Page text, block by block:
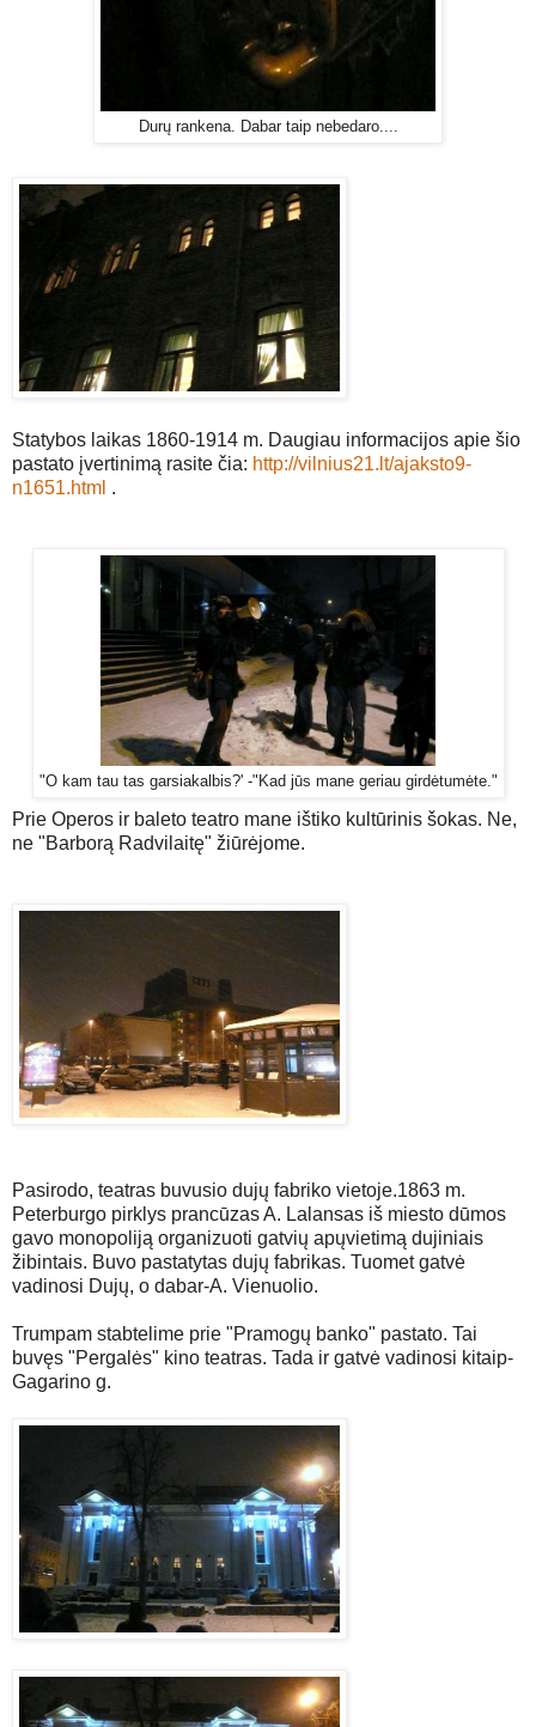
Durų rankena. Dabar taip nebedaro....
Statybos laikas 1860-1914 m. Daugiau informacijos apie šio
pastato įvertinimą rasite čia: http://vilnius21.lt/ajaksto9-
n1651.html .
"O kam tau tas garsiakalbis?' -"Kad jūs mane geriau girdėtumėte."
Prie Operos ir baleto teatro mane ištiko kultūrinis šokas. Ne,
ne "Barborą Radvilaitę" žiūrėjome.
Pasirodo, teatras buvusio dujų fabriko vietoje.1863 m.
Peterburgo pirklys prancūzas A. Lalansas iš miesto dūmos
gavo monopoliją organizuoti gatvių apųvietimą dujiniais
žibintais. Buvo pastatytas dujų fabrikas. Tuomet gatvė
vadinosi Dujų, o dabar-A. Vienuolio.
Trumpam stabtelime prie "Pramogų banko" pastato. Tai
buvęs "Pergalės" kino teatras. Tada ir gatvė vadinosi kitaip-
Gagarino g.